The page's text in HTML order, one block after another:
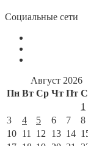
Социальные сети
Август 2026
Пн Вт Ср Чт Пт
1
3
4 5 6 7 8
10 11 12 13 14